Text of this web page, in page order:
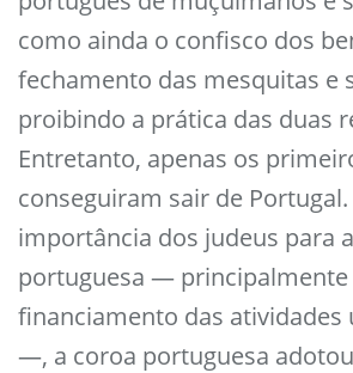
como ainda o confisco dos
fechamento das mesquitas e
proibindo a prática das duas
Entretanto, apenas os
conseguiram sair de
importância dos judeus para
portuguesa — principalmente
financiamento das atividades
—, a coroa portuguesa